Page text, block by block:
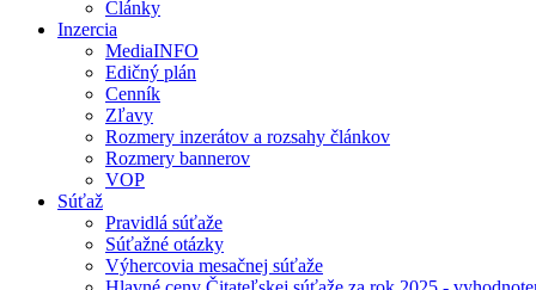
Články
Inzercia
MediaINFO
Edičný plán
Cenník
Zľavy
Rozmery inzerátov a rozsahy článkov
Rozmery bannerov
VOP
Súťaž
Pravidlá súťaže
Súťažné otázky
Výhercovia mesačnej súťaže